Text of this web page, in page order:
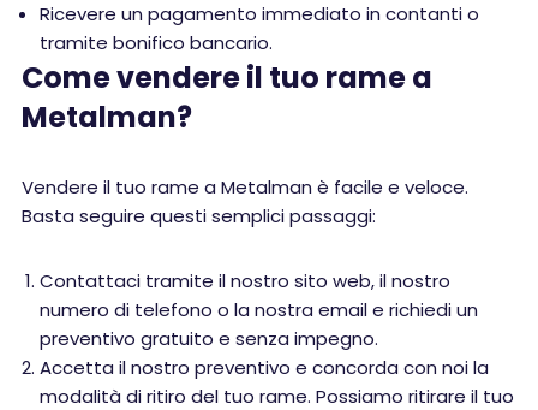
Ricevere un pagamento immediato in contanti o
tramite bonifico bancario.
Come vendere il tuo rame a
Metalman?
Vendere il tuo rame a Metalman è facile e veloce.
Basta seguire questi semplici passaggi:
Contattaci tramite il nostro sito web, il nostro
numero di telefono o la nostra email e richiedi un
preventivo gratuito e senza impegno.
Accetta il nostro preventivo e concorda con noi la
modalità di ritiro del tuo rame. Possiamo ritirare il tuo